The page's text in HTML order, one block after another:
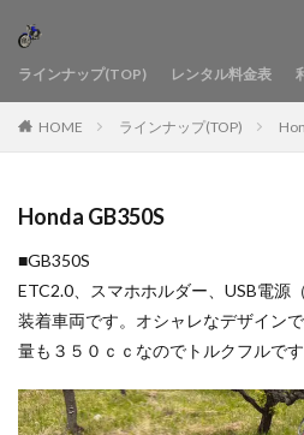
ラインナップ(TOP) レンタル料金表
HOME ラインナップ(TOP)
Honda GB350S
■GB350S
ETC2.0、スマホホルダー、USB電源
装着車両です。オシャレなデザイン
量も３５０ｃｃなのでトルクフルです